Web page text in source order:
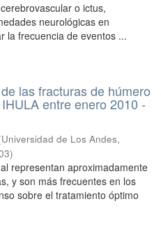
o ictus,
neurológicas en
la frecuencia de eventos ...
las fracturas de húmero
entre enero 2010 -
Universidad de Los Andes,
)
representan aproximadamente
y son más frecuentes en los
sobre el tratamiento óptimo